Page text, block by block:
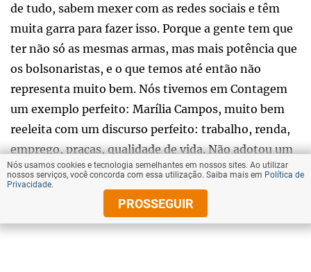
de tudo, sabem mexer com as redes sociais e têm
muita garra para fazer isso. Porque a gente tem que
ter não só as mesmas armas, mas mais potência que
os bolsonaristas, e o que temos até então não
representa muito bem. Nós tivemos em Contagem
um exemplo perfeito: Marília Campos, muito bem
reeleita com um discurso perfeito: trabalho, renda,
emprego, praças, qualidade de vida. Não adotou um
discurso identitário, um discurso muito extremista,
e foi ali muito bem reeleita numa cidade que,
sabemos, é bem à direita.
Nós usamos cookies e tecnologia semelhantes em nossos sites. Ao utilizar
nossos serviços, você concorda com essa utilização. Saiba mais em Política de
Privacidade.
PROSSEGUIR